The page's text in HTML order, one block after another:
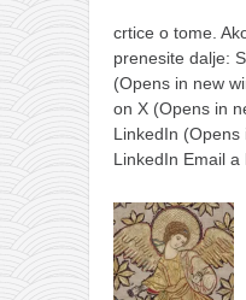
crtice o tome.
prenesite dalje:
(Opens in new
on X (Opens in
LinkedIn (Opens
LinkedIn Email a